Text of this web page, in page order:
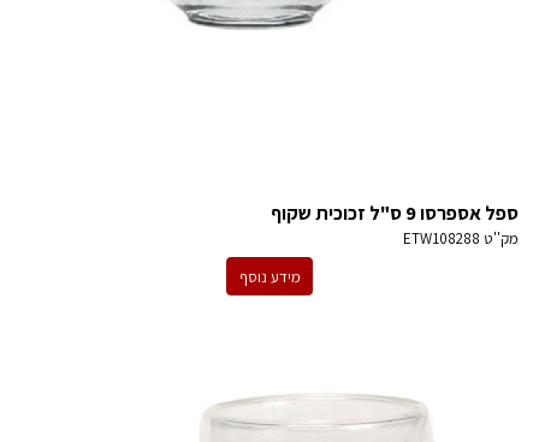
ספל אספרסו 9 ס"ל זכוכית שקוף
מק''ט ETW108288
מידע נוסף